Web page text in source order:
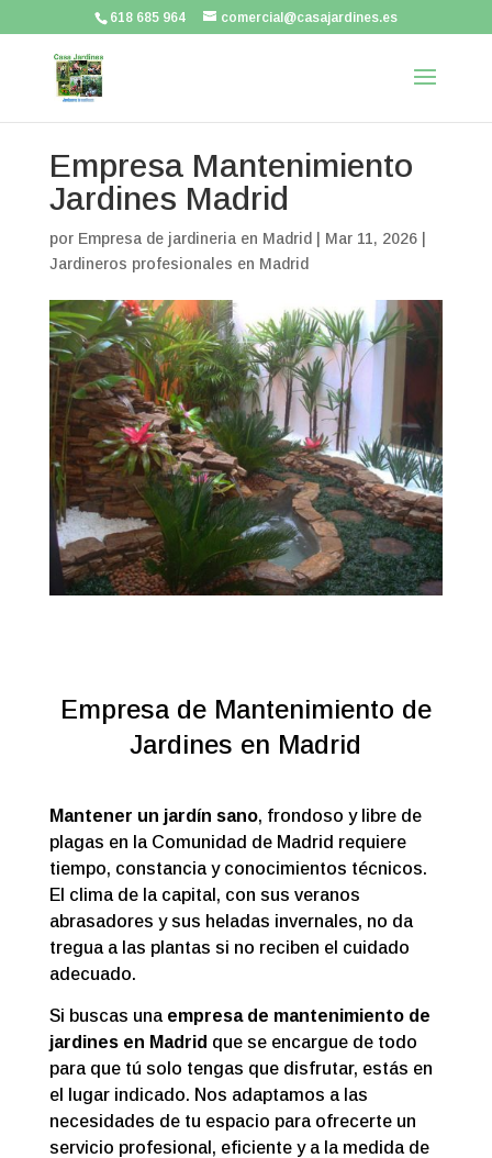
618 685 964 comercial@casajardines.es
Empresa Mantenimiento
Jardines Madrid
por Empresa de jardineria en Madrid Mar 11, 2026|
Jardineros profesionales en Madrid
Empresa de Mantenimiento de
Jardines en Madrid
Mantener un jardín sano, frondoso y libre de
plagas en la Comunidad de Madrid requiere
tiempo, constancia y conocimientos técnicos.
El clima de la capital, con sus veranos
abrasadores y sus heladas invernales, no da
tregua a las plantas si no reciben el cuidado
adecuado.
Si buscas una empresa de mantenimiento de
jardines en Madrid que se encargue de todo
para que tú solo tengas que disfrutar, estás en
el lugar indicado. Nos adaptamos a las
necesidades de tu espacio para ofrecerte un
servicio profesional, eficiente y a la medida de